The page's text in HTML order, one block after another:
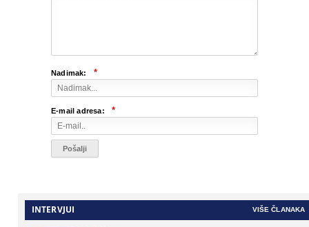
Nadimak: *
E-mail adresa: *
INTERVJUI VIŠE ČLANAKA